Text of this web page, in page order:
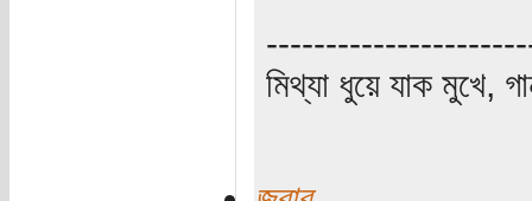
মিথ্যা ধুয়ে যাক মুখে,